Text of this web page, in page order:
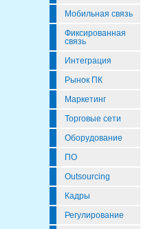
Мобильная связь
Фиксированная
связь
Интеграция
Рынок ПК
Маркетинг
Торговые сети
Оборудование
ПО
Outsourcing
Кадры
Регулирование